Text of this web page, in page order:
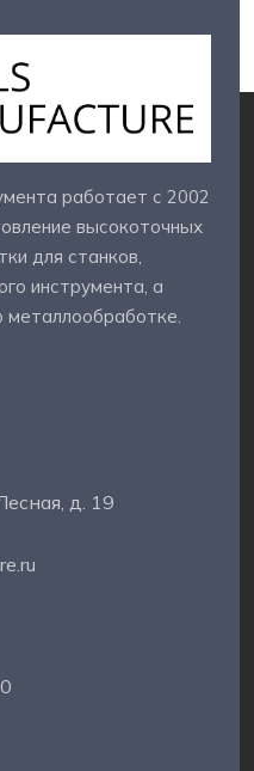
работает с 2002
высокоточных
для станков,
инструмента, а
металлообработке.
д. 19